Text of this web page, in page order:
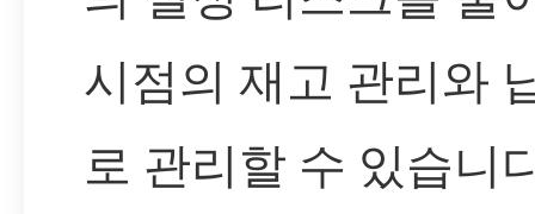
시점의 재고 관리와
로 관리할 수 있습니